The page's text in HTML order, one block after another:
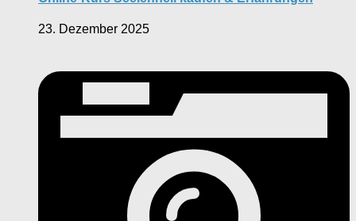
23. Dezember 2025